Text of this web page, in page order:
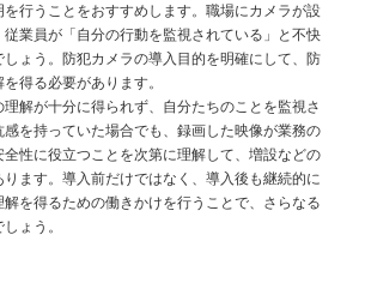
を行うことをおすすめします。職場にカメラが設
業員が「自分の行動を監視されている」と不快
ょう。防犯カメラの導入目的を明確にして、防
得る必要があります。
解が十分に得られず、自分たちのことを監視さ
を持っていた場合でも、録画した映像が業務の
性に役立つことを次第に理解して、増設などの
ます。導入前だけではなく、導入後も継続的に
を得るための働きかけを行うことで、さらなる
ょう。